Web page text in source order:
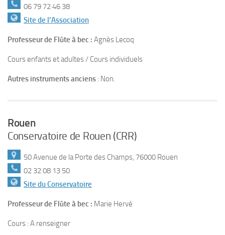
06 79 72 46 38
Site de l’Association
Professeur de Flûte à bec : Agnès Lecoq
Cours enfants et adultes / Cours individuels
Autres instruments anciens : Non.
Rouen
Conservatoire de Rouen (CRR)
50 Avenue de la Porte des Champs, 76000 Rouen
02 32 08 13 50
Site du Conservatoire
Professeur de Flûte à bec : Marie Hervé
Cours : A renseigner